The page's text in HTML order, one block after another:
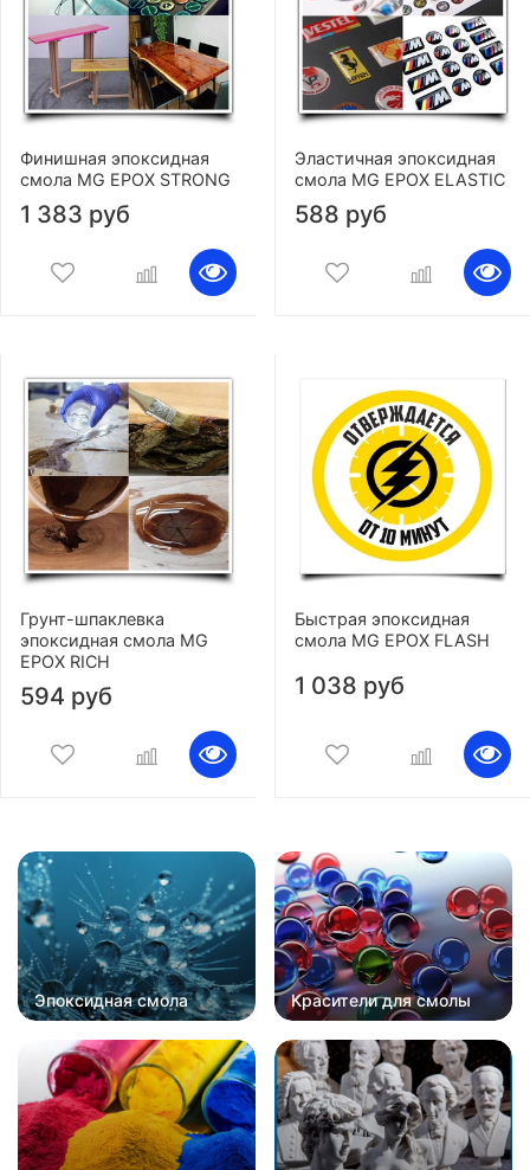
Финишная эпоксидная
смола MG EPOX STRONG
1 383 руб
Эластичная эпоксидная
смола MG EPOX ELASTIC
588 руб
Грунт-шпаклевка
эпоксидная смола MG
EPOX RICH
594 руб
Быстрая эпоксидная
смола MG EPOX FLASH
1 038 руб
Эпоксидная смола Красители для смолы